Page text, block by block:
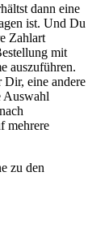
dann eine
ist. Und Du
Zahlart
mit
auszuführen.
Dir, eine andere
Auswahl
mehrere
zu den